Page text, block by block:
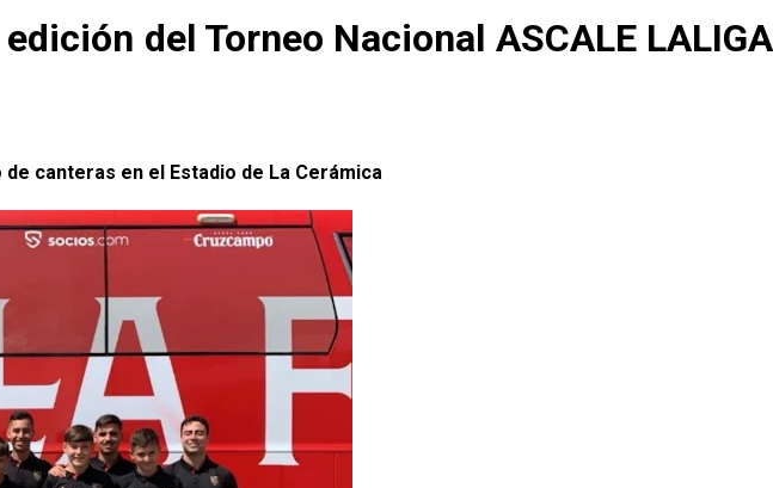
del Torneo Nacional ASCALE LALIGA
canteras en el Estadio de La Cerámica